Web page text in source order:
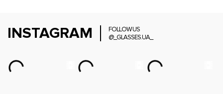
INSTAGRAM
FOLLOW US
@_GLASSES.UA_